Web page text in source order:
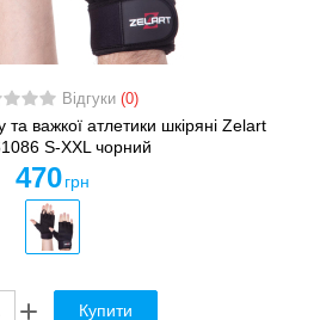
Відгуки (0)
та важкої атлетики шкіряні Zelart
S-XXL чорний
470 грн
Купити